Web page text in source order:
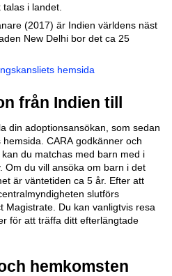
i landet.
(2017) är Indien världens näst
New Delhi bor det ca 25
hemsida
från Indien till
din adoptionsansökan, som sedan
hemsida. CARA godkänner och
du matchas med barn med i
Om du vill ansöka om barn i det
är väntetiden ca 5 år. Efter att
slutförs
Magistrate. Du kan vanligtvis resa
för att träffa ditt efterlängtade
hemkomsten